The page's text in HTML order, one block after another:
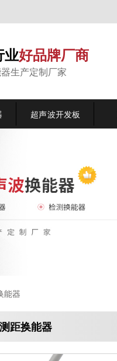
业好品牌厂商
生产定制厂家
超声波开发板
能器
距换能器